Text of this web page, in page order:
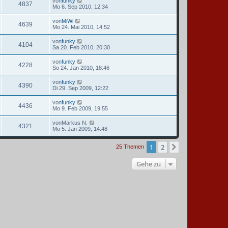
4837
Mo 6. Sep 2010, 12:34
4639 vonMiWi
Mo 24. Mai 2010, 14:52
4104 vonfunky
Sa 20. Feb 2010, 20:30
4228 vonfunky
So 24. Jan 2010, 18:46
4390 vonfunky
Di 29. Sep 2009, 12:22
4436 vonfunky
Mo 9. Feb 2009, 19:55
4321 vonMarkus N.
Mo 5. Jan 2009, 14:48
25 Themen 1 2
Gehe zu